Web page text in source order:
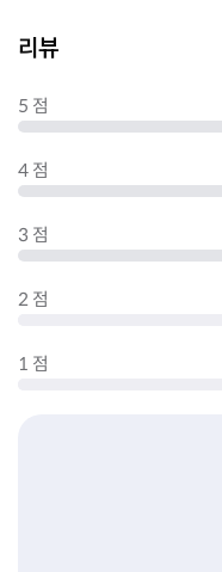
리뷰
5 점
4 점
3 점
2 점
1 점